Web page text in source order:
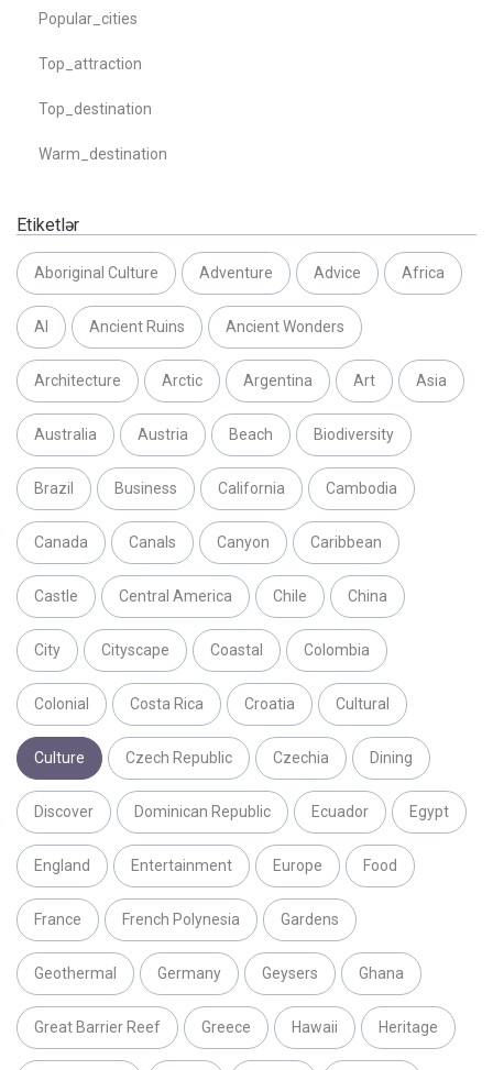
Popular_cities
Top_attraction
Top_destination
Warm_destination
Etiketlər
Aboriginal Culture Adventure Advice Africa
AI Ancient Ruins Ancient Wonders
Architecture Arctic Argentina Art Asia
Australia Austria Beach Biodiversity
Brazil Business California Cambodia
Canada Canals Canyon Caribbean
Castle Central America Chile China
City Cityscape Coastal Colombia
Colonial Costa Rica Croatia Cultural
Culture Czech Republic Czechia Dining
Discover Dominican Republic Ecuador Egypt
England Entertainment Europe Food
France French Polynesia Gardens
Geothermal Germany Geysers Ghana
Great Barrier Reef Greece Hawaii Heritage